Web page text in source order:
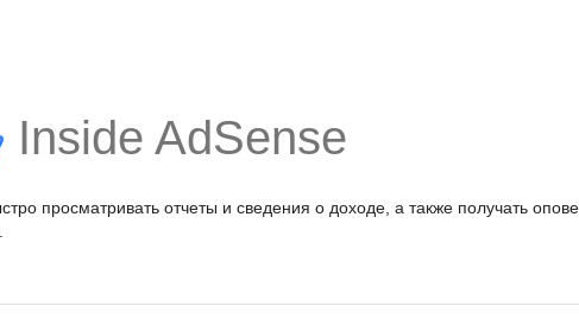
Inside AdSense
просматривать отчеты и сведения о доходе, а также получать